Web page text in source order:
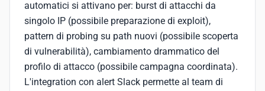
automatici si attivano per: burst di attacchi da
singolo IP (possibile preparazione di exploit),
pattern di probing su path nuovi (possibile scoperta
di vulnerabilità), cambiamento drammatico del
profilo di attacco (possibile campagna coordinata).
L'integration con alert Slack permette al team di